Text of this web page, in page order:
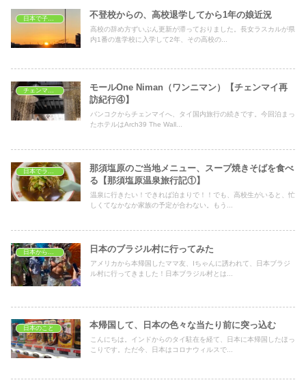
不登校からの、高校退学してから1年の娘近況
高校の辞め方ずいぶん更新が滞っておりました。長女ラスカルが県
内1番の進学校に入学して2年、その高校の...
チェンマイ旅行
モールOne Niman（ワンニマン）【チェンマイ再
訪紀行④】
バンコクからチェンマイへ、タイ国内旅行の続きです。今回泊まっ
たホテルはArch39 The Wall...
日本でランチ
那須塩原のご当地メニュー、スープ焼きそばを食べ
る【那須塩原温泉旅行記①】
温泉に行きたい！できれば泊まりで！！でも、高校生がいると、忙
しくてなかなか家族の予定が合わない。もう...
日本から見たインド 日本のブラジル村に行ってみた
アメリカから本帰国したママ友、Iちゃんに誘われて、日本ブラジ
ル村に行ってきました！日本ブラジル村とは...
日本のこと 本帰国して、日本の色々な当たり前に突っ込む
こんにちは。インドからのタイ駐在を経て、日本に本帰国したほっ
こりです。ただ今、日本はコロナウィルスで...